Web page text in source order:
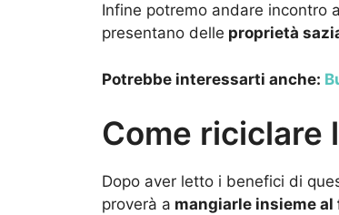
Infine potremo andare incontro
presentano delle proprietà
Potrebbe interessarti anche:
Come riciclare
Dopo aver letto i benefici di
proverà a mangiarle insieme